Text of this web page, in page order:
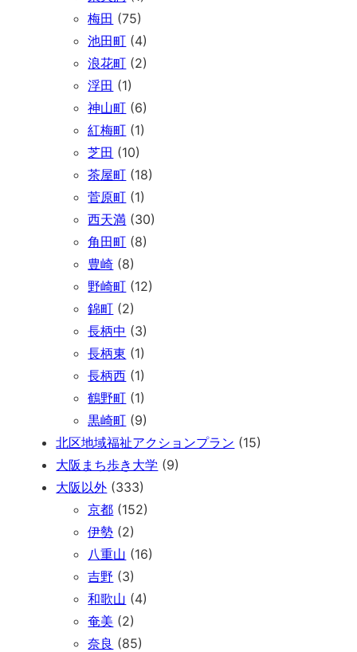
梅田 (75)
池田町 (4)
浪花町 (2)
浮田 (1)
神山町 (6)
紅梅町 (1)
芝田 (10)
茶屋町 (18)
菅原町 (1)
西天満 (30)
角田町 (8)
豊崎 (8)
野崎町 (12)
錦町 (2)
長柄中 (3)
長柄東 (1)
長柄西 (1)
鶴野町 (1)
黒崎町 (9)
北区地域福祉アクションプラン (15)
大阪まち歩き大学 (9)
大阪以外 (333)
京都 (152)
伊勢 (2)
八重山 (16)
吉野 (3)
和歌山 (4)
奄美 (2)
奈良 (85)